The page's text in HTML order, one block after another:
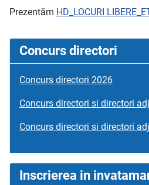
Prezentăm HD_LOCURI
Concurs directori
Concurs directori 2026
Concurs directori si directori
Concurs directori si directori
Inscrierea in